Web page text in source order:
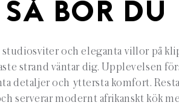
SÅ BOR DU
studiosviter och eleganta villor på
strand väntar dig. Upplevelsen
detaljer och yttersta komfort.
serverar modernt afrikanskt kök